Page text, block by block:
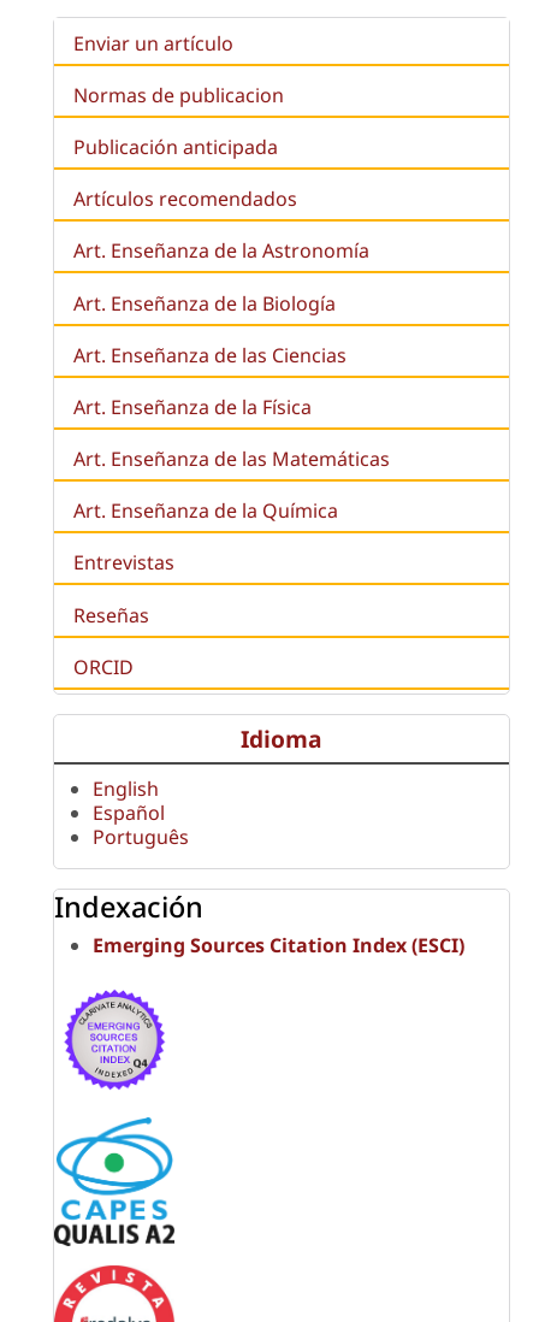
Enviar un artículo
Normas de publicacion
Publicación anticipada
Artículos recomendados
Art. Enseñanza de la Astronomía
Art. Enseñanza de la Biología
Art. Enseñanza de las Ciencias
Art. Enseñanza de la Física
Art. Enseñanza de las Matemáticas
Art. Enseñanza de la Química
Entrevistas
Reseñas
ORCID
Idioma
English
Español
Português
Indexación
Emerging Sources Citation Index (ESCI)